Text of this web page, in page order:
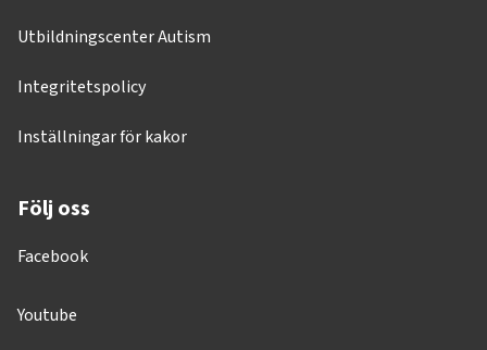
Utbildningscenter Autism
Integritetspolicy
Inställningar för kakor
Följ oss
Facebook
Youtube